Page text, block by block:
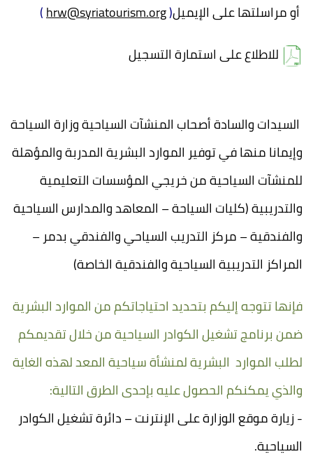
أو مراسلتها على الإيميل(
hrw@syriatourism.org
)
للاطلاع على استمارة التسجيل
السيدات والسادة أصحاب المنشآت السياحية وزارة السياحة
وإيمانا منها في توفير الموارد البشرية المدربة والمؤهلة
للمنشآت السياحية من خريجي المؤسسات التعليمية
والتدريبية (كليات السياحة – المعاهد والمدارس السياحية
والفندقية – مركز التدريب السياحي والفندقي بدمر –
المراكز التدريبية السياحية والفندقية الخاصة)
فإنها تتوجه إليكم بتحديد احتياجاتكم من الموارد البشرية
ضمن برنامج تشغيل الكوادر السياحية من خلال تقديمكم
لطلب الموارد البشرية لمنشأة سياحية المعد لهذه الغاية
والذي يمكنكم الحصولعليه بإحدى الطرق التالية:
- زيارة موقع الوزارة على الإنترنت – دائرة تشغيل الكوادر
السياحية.